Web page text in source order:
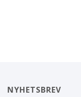
NYHETSBREV